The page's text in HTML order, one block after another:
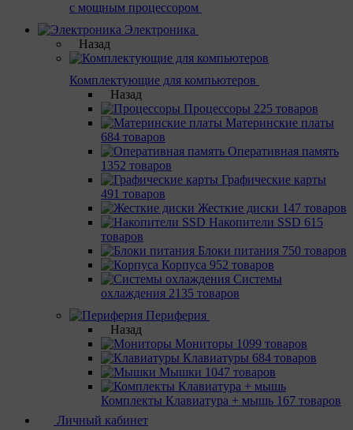
с мощным процессором
Электроника
Назад
Комплектующие для компьютеров
Назад
Процессоры 225 товаров
Материнcкие платы
684 товаров
Оперативная память
1352 товаров
Графические карты
491 товаров
Жесткие диски 147 товаров
Накопители SSD 615
товаров
Блоки питания 750 товаров
Корпуса 952 товаров
Системы
охлаждения 2135 товаров
Периферия
Назад
Мониторы 1099 товаров
Клавиатуры 684 товаров
Мышки 1047 товаров
Комплекты Клавиатура + мышь 167 товаров
Личный кабинет